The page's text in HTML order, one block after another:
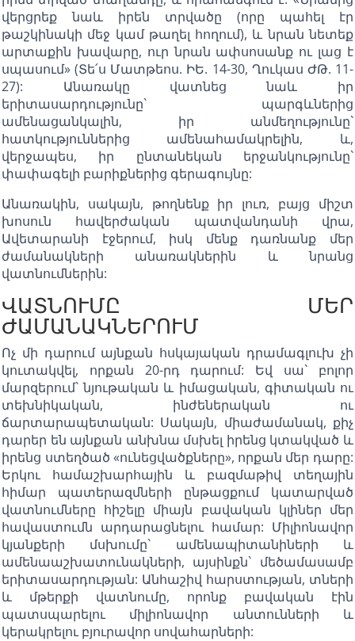
վերցրեք նաև իրեն տրվածը (որը պահել էր
թաշկինակի մեջ կամ թաղել հողում), և նրան նետեք
արտաքին խավարը, ուր նրան ափսոսանք ու լաց է
սպասում» (Տե՛ս Մատթեոս. ԻԵ. 14-30, Ղուկաս ԺԹ. 11-
27): Անառակը վատնեց նաև իր
երիտասարդությունը` պարգևներից
ամենացանկալին, իր անմեղությունը`
հատկություններից ամենահամակրելին, և,
վերջապես, իր ընտանեկան երջանկությունը`
փափագելի բարիքներից գերագույնը:
Անառակին, սակայն, թողնենք իր լուռ, բայց միշտ
խոսուն հավերժական պատվանդանի վրա,
Ավետարանի էջերում, իսկ մենք դառնանք մեր
ժամանակների անառակներին և նրանց
վատնումներին:
ՎԱՏՆՈՒՄԸ ՄԵՐ
ԺԱՄԱՆԱԿՆԵՐՈՒՄ
Ոչ մի դարում այնքան հսկայական դրամագլուխ չի
կուտակվել, որքան 20-րդ դարում: Եվ սա` բոլոր
մարզերում` նյութական և իմացական, գիտական ու
տեխնիկական, ինժեներական ու
ճարտարապետական: Սակայն, միաժամանակ, քիչ
դարեր են այնքան անխնա մսխել իրենց կտակված և
իրենց ստեղծած «ունեցվածքները», որքան մեր դարը:
Երկու համաշխարհային և բազմաթիվ տեղային
հիմար պատերազմների ընթացքում կատարված
վատնումները հիշելը միայն բավական կլիներ մեր
հավաստումն արդարացնելու համար: Միլիոնավոր
կյանքերի մսխումը` ամենապիտանիների և
ամենաաշխատունակների, այսինքն` մեծամասամբ
երիտասարդության: Անհաշիվ հարստության, տների
և մթերքի վատնումը, որոնք բավական էին
պատսպարելու միլիոնավոր անտունների և
կերակրելու բյուրավոր սովահարների: